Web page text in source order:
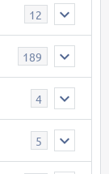
12
189
4
5